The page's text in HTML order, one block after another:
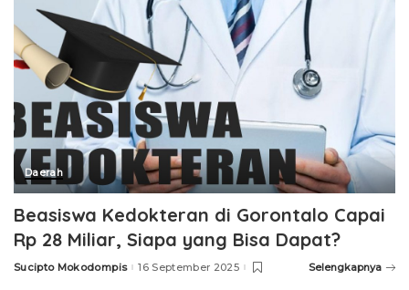
Daerah
Beasiswa Kedokteran di Gorontalo Capai
Rp 28 Miliar, Siapa yang Bisa Dapat?
Posted
Sucipto Mokodompis 16 September 2025 Selengkapnya